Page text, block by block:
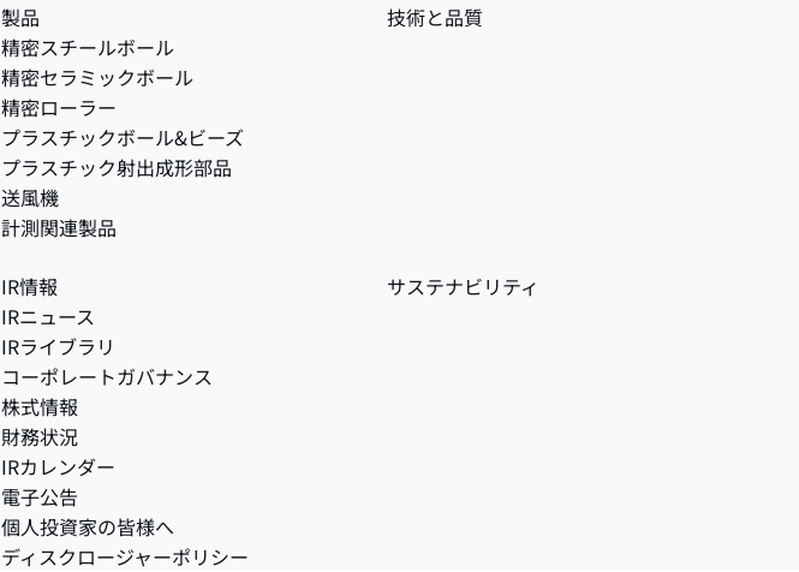
製品
精密スチールボール
精密セラミックボール
精密ローラー
プラスチックボール&ビーズ
プラスチック射出成形部品
送風機
計測関連製品
技術と品質
IR情報
IRニュース
IRライブラリ
コーポレートガバナンス
株式情報
財務状況
IRカレンダー
電子公告
個人投資家の皆様へ
ディスクロージャーポリシー
サステナビリティ